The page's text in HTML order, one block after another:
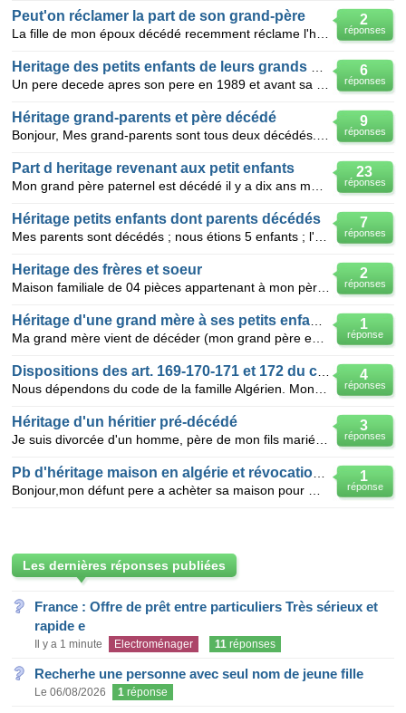
2
réponses
Peut'on réclamer la part de son grand-père
6
réponses
9
réponses
Héritage grand-parents et père décédé
23
réponses
Part d heritage revenant aux petit enfants
7
réponses
Héritage petits enfants dont parents décédés
2
réponses
Heritage des frères et soeur
1
réponse
4
réponses
3
réponses
Héritage d'un héritier pré-décédé
1
réponse
Les dernières réponses publiées
France : Offre de prêt entre particuliers Très sérieux et
rapide e
Il y a 1 minute Electroménager 11 réponses
Recherhe une personne avec seul nom de jeune fille
Le 06/08/2026 1 réponse